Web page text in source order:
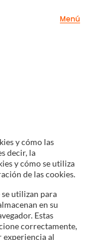
Menú
y cómo las
decir, la
y cómo se utiliza
de las cookies.
se utilizan para
en su
Estas
correctamente,
experiencia al